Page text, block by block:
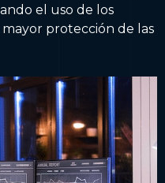
el uso de los
protección de las